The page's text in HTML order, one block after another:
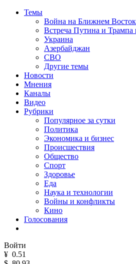
Темы
Война на Ближнем
Встреча Путина и Трампа
Украина
Азербайджан
СВО
Другие темы
Новости
Мнения
Каналы
Видео
Рубрики
Популярное за сутки
Политика
Экономика и бизнес
Происшествия
Общество
Спорт
Здоровье
Еда
Наука и технологии
Войны и конфликты
Кино
Голосования
Войти
¥ 0.51